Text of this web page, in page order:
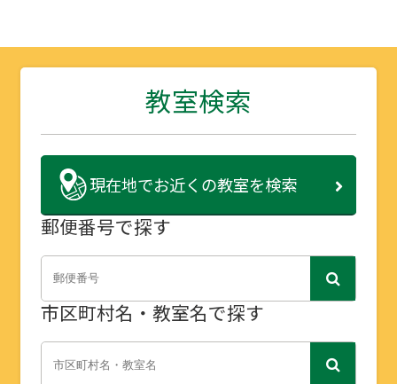
教室検索
現在地でお近くの教室を検索
郵便番号で探す
市区町村名・教室名で探す